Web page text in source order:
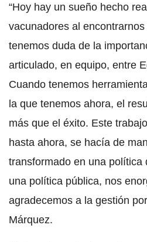
“Hoy hay un sueño hecho
vacunadores al
tenemos duda de la
articulado, en equipo, entre
Cuando tenemos
la que tenemos ahora, el
más que el éxito. Este
hasta ahora, se hacía de
transformado en una política
una política pública, nos
agradecemos a la gestión
Márquez.